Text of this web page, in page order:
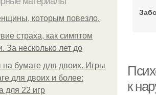
которым повезло.
страха, как симптом
За несколько лет до
на бумаге для двоих. Игры
для двоих и более:
для 22 игр
к